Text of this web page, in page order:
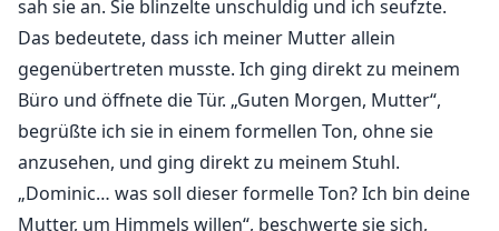
sah sie an. Sie blinzelte unschuldig und ich seufzte.
Das bedeutete, dass ich meiner Mutter allein
gegenübertreten musste. Ich ging direkt zu meinem
Büro und öffnete die Tür. „Guten Morgen, Mutter“,
begrüßte ich sie in einem formellen Ton, ohne sie
anzusehen, und ging direkt zu meinem Stuhl.
„Dominic… was soll dieser formelle Ton? Ich bin deine
Mutter, um Himmels willen“, beschwerte sie sich,